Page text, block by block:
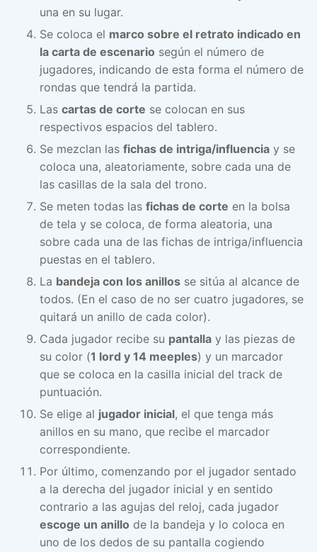
una en su lugar.
Se coloca el marco sobre el retrato indicado en
la carta de escenario según el número de
jugadores, indicando de esta forma el número de
rondas que tendrá la partida.
Las cartas de corte se colocan en sus
respectivos espacios del tablero.
Se mezclan las fichas de intriga/influencia y se
coloca una, aleatoriamente, sobre cada una de
las casillas de la sala del trono.
Se meten todas las fichas de corte en la bolsa
de tela y se coloca, de forma aleatoria, una
sobre cada una de las fichas de intriga/influencia
puestas en el tablero.
La bandeja con los anillos se sitúa al alcance de
todos. (En el caso de no ser cuatro jugadores, se
quitará un anillo de cada color).
Cada jugador recibe su pantalla y las piezas de
su color (1 lord y 14 meeples) y un marcador
que se coloca en la casilla inicial del track de
puntuación.
Se elige al jugador inicial, el que tenga más
anillos en su mano, que recibe el marcador
correspondiente.
Por último, comenzando por el jugador sentado
a la derecha del jugador inicial y en sentido
contrario a las agujas del reloj, cada jugador
escoge un anillo de la bandeja y lo coloca en
uno de los dedos de su pantalla cogiendo